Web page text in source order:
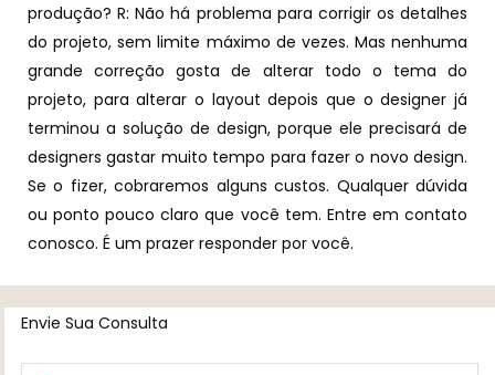
produção? R: Não há problema para corrigir os detalhes
do projeto, sem limite máximo de vezes. Mas nenhuma
grande correção gosta de alterar todo o tema do
projeto, para alterar o layout depois que o designer já
terminou a solução de design, porque ele precisará de
designers gastar muito tempo para fazer o novo design.
Se o fizer, cobraremos alguns custos. Qualquer dúvida
ou ponto pouco claro que você tem. Entre em contato
conosco. É um prazer responder por você.
Envie Sua Consulta